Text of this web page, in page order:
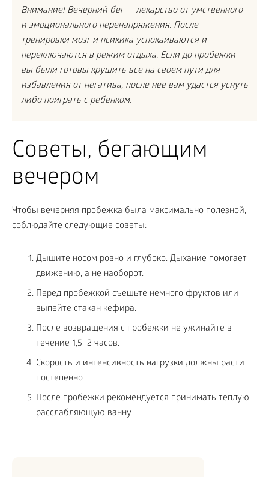
Внимание! Вечерний бег — лекарство от умственного
и эмоционального перенапряжения. После
тренировки мозг и психика успокаиваются и
переключаются в режим отдыха. Если до пробежки
вы были готовы крушить все на своем пути для
избавления от негатива, после нее вам удастся уснуть
либо поиграть с ребенком.
Советы, бегающим
вечером
Чтобы вечерняя пробежка была максимально полезной,
соблюдайте следующие советы:
Дышите носом ровно и глубоко. Дыхание помогает
движению, а не наоборот.
Перед пробежкой съешьте немного фруктов или
выпейте стакан кефира.
После возвращения с пробежки не ужинайте в
течение 1,5–2 часов.
Скорость и интенсивность нагрузки должны расти
постепенно.
После пробежки рекомендуется принимать теплую
расслабляющую ванну.